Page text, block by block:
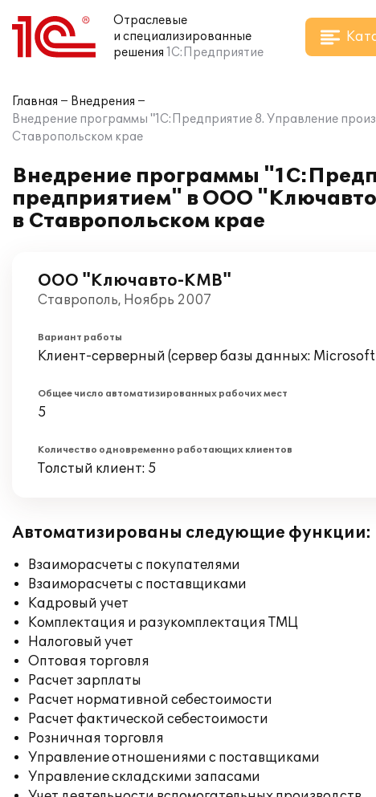
Отраслевые
и специализированные
решения 1С:Предприятие
Главная
Внедрения
Внедрение программы "1С:Предприятие 8. Управление
Ставропольском крае
Внедрение программы
предприятием" в ООО
в Ставропольском крае
ООО "Ключавто-КМВ"
Ставрополь, Ноябрь 2007
Вариант работы
Клиент-серверный (сервер базы данных: Microsoft
Общее число автоматизированных рабочих мест
5
Количество одновременно работающих клиентов
Толстый клиент: 5
Автоматизированы следующие функции:
Взаиморасчеты с покупателями
Взаиморасчеты с поставщиками
Кадровый учет
Комплектация и разукомплектация ТМЦ
Налоговый учет
Оптовая торговля
Расчет зарплаты
Расчет нормативной себестоимости
Расчет фактической себестоимости
Розничная торговля
Управление отношениями с поставщиками
Управление складскими запасами